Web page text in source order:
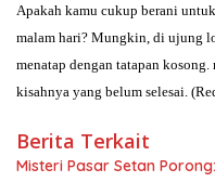
Apakah kamu cukup berani
malam hari? Mungkin, di ujung
menatap dengan tatapan
kisahnya yang belum selesai.
Berita Terkait
Misteri Pasar Setan